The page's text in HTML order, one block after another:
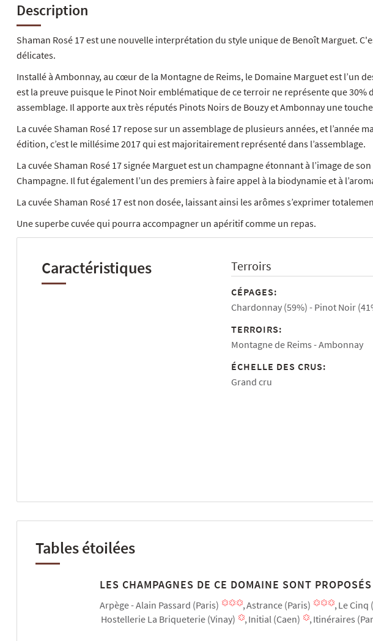
Description
Shaman Rosé 17 est une nouvelle interprétation du style unique de Benoît Marguet.
délicates.
Installé à Ambonnay, au cœur de la Montagne de Reims, le Domaine Marguet est l’un
est la preuve puisque le Pinot Noir emblématique de ce terroir ne représente que 30%
assemblage. Il apporte aux très réputés Pinots Noirs de Bouzy et Ambonnay une
La cuvée Shaman Rosé 17 repose sur un assemblage de plusieurs années, et l’année
édition, c’est le millésime 2017 qui est majoritairement représenté dans l’assemblage.
La cuvée Shaman Rosé 17 signée Marguet est un champagne étonnant à l’image de
Champagne. Il fut également l’un des premiers à faire appel à la biodynamie et à
La cuvée Shaman Rosé 17 est non dosée, laissant ainsi les arômes s’exprimer
Une superbe cuvée qui pourra accompagner un apéritif comme un repas.
Caractéristiques Terroirs
CÉPAGES:
Chardonnay (59%)
Pinot Noir
TERROIRS:
Montagne de Reims Ambonnay
ÉCHELLE DES CRUS:
Grand cru
Tables étoilées
LES CHAMPAGNES DE CE DOMAINE SONT
Arpège - Alain Passard (Paris) Astrance (Paris) Le Cinq
Hostellerie La Briqueterie (Vinay)
Initial (Caen) Itinéraires